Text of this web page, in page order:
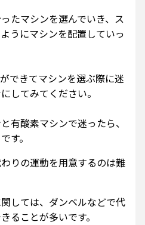
たマシンを選んでいき、ス
うにマシンを配置していっ
できてマシンを選ぶ際に迷
してみてください。
有酸素マシンで迷ったら、
す。
りの運動を用意するのは難
しては、ダンベルなどで代
ることが多いです。